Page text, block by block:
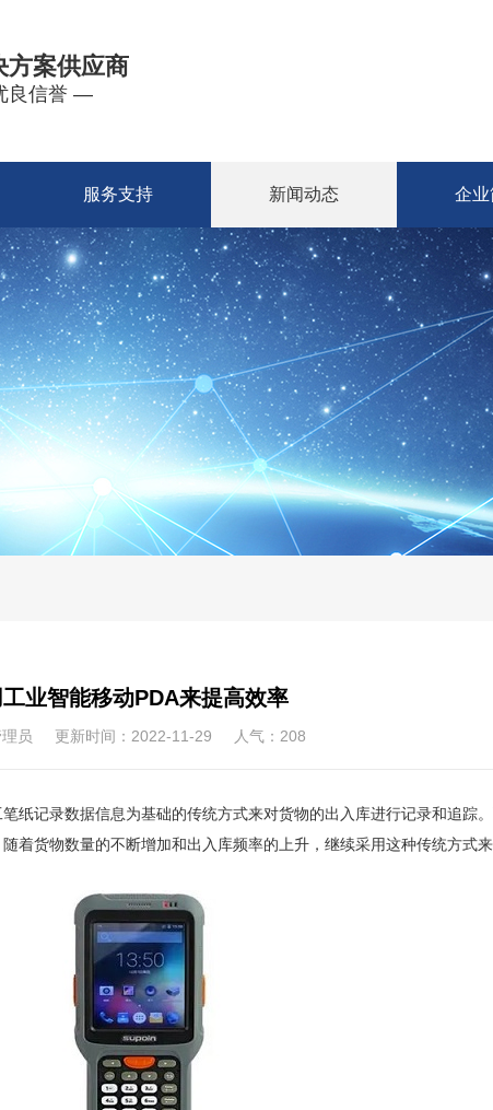
方案供应商
良信誉 —
服务支持 新闻动态 企业
业智能移动PDA来提高效率
理员 更新时间：2022-11-29 人气： 208
纸记录数据信息为基础的传统方式来对货物的出入库进行记录和追踪
着货物数量的不断增加和出入库频率的上升，继续采用这种传统方式